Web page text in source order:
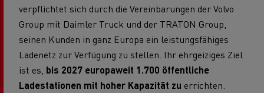
verpflichtet sich durch die Vereinbarungen der Volvo
Group mit Daimler Truck und der TRATON Group,
seinen Kunden in ganz Europa ein leistungsfähiges
Ladenetz zur Verfügung zu stellen. Ihr ehrgeiziges Ziel
ist es, bis 2027 europaweit 1.700 öffentliche
Ladestationen mit hoher Kapazität zu errichten.